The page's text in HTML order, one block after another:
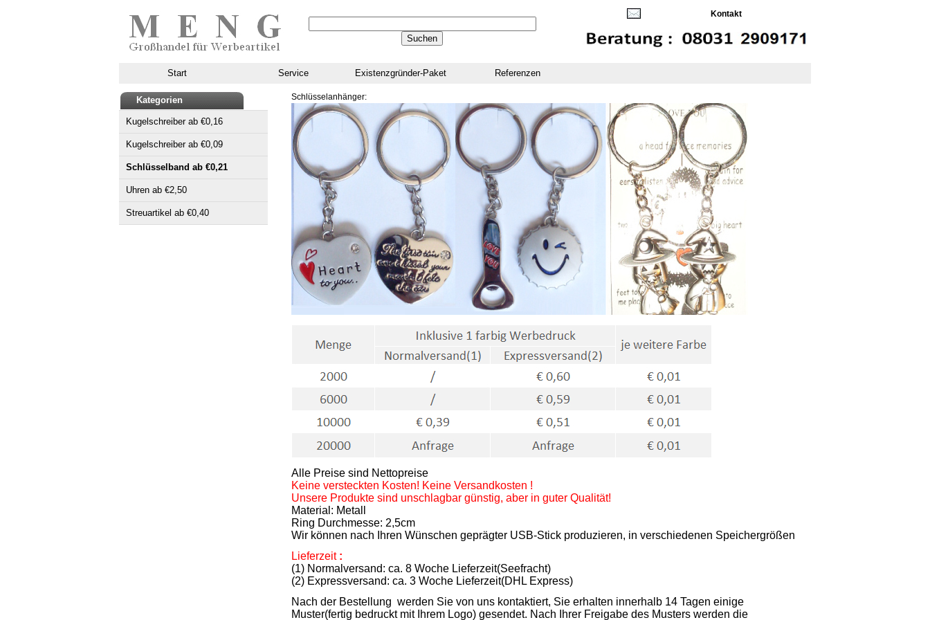
Kontakt
Start Service Existenzgründer-Paket Referenzen
Kategorien
Kugelschreiber ab €0,16
Kugelschreiber ab €0,09
Schlüsselband ab €0,21
Uhren ab €2,50
Streuartikel ab €0,40
Schlüsselanhänger:
Alle Preise sind Nettopreise
Keine versteckten Kosten! Keine Versandkosten !
Unsere Produkte sind unschlagbar günstig, aber in guter Qualität!
Material: Metall
Ring Durchmesse: 2,5cm
Wir können nach Ihren Wünschen geprägter USB-Stick produzieren, in verschiedenen Speichergrößen
Lieferzeit :
(1) Normalversand: ca. 8 Woche Lieferzeit(Seefracht)
(2) Expressversand: ca. 3 Woche Lieferzeit(DHL Express)
Nach der Bestellung werden Sie von uns kontaktiert, Sie erhalten innerhalb 14 Tagen einige
Muster(fertig bedruckt mit Ihrem Logo) gesendet. Nach Ihrer Freigabe des Musters werden die